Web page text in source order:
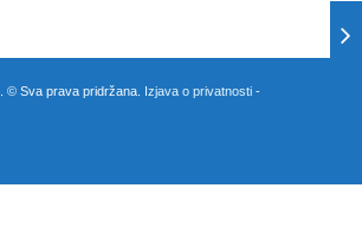
© Sva prava pridržana. Izjava o privatnosti -